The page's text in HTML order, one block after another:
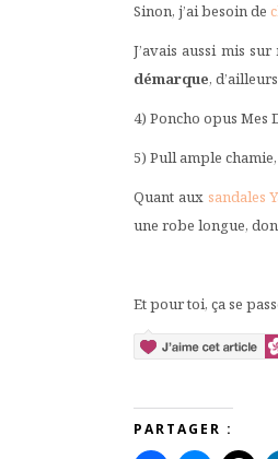
Sinon, j’ai besoin de
J’avais aussi mis
démarque,
4) Poncho opus Mes
5) Pull ample
Quant aux sandales
une robe longue,
Et pour toi, ça se
PARTAGER :